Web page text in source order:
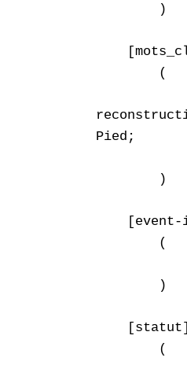
        )
        (
Pied;
        )
[event-
        (
        )
        (